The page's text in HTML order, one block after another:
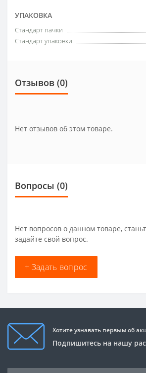
УПАКОВКА
Стандарт пачки
Стандарт упаковки
Отзывов (0)
Нет отзывов об этом товаре.
Вопросы (0)
Нет вопросов о данном товаре,
задайте свой вопрос.
+ Задать вопрос
Хотите узнавать первым об
Подпишитесь на нашу